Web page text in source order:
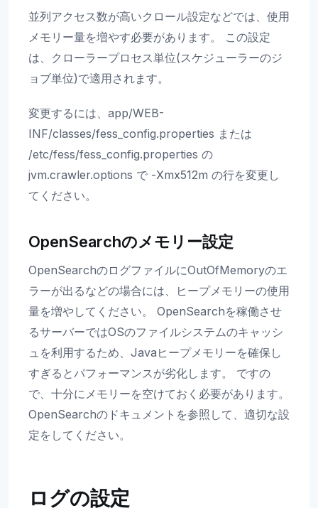
並列アクセス数が高いクロール設定などでは、使用
メモリー量を増やす必要があります。 この設定
は、クローラープロセス単位(スケジューラーのジ
ョブ単位)で適用されます。
変更するには、app/WEB-
INF/classes/fess_config.properties または
/etc/fess/fess_config.properties の
jvm.crawler.options で -Xmx512m の行を変更し
てください。
OpenSearchのメモリー設定
OpenSearchのログファイルにOutOfMemoryのエ
ラーが出るなどの場合には、ヒープメモリーの使用
量を増やしてください。 OpenSearchを稼働させ
るサーバーではOSのファイルシステムのキャッシ
ュを利用するため、Javaヒープメモリーを確保し
すぎるとパフォーマンスが劣化します。 ですの
で、十分にメモリーを空けておく必要があります。
OpenSearchのドキュメントを参照して、適切な設
定をしてください。
ログの設定